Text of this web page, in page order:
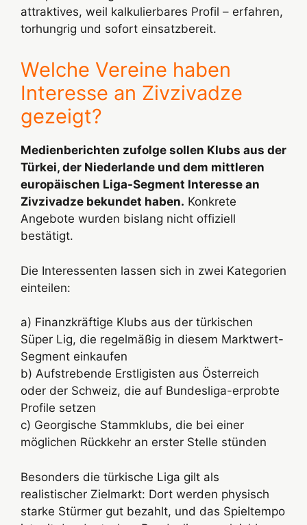
attraktives, weil kalkulierbares Profil – erfahren,
torhungrig und sofort einsatzbereit.
Welche Vereine haben
Interesse an Zivzivadze
gezeigt?
Medienberichten zufolge sollen Klubs aus der
Türkei, der Niederlande und dem mittleren
europäischen Liga-Segment Interesse an
Zivzivadze bekundet haben. Konkrete
Angebote wurden bislang nicht offiziell
bestätigt.
Die Interessenten lassen sich in zwei Kategorien
einteilen:
a) Finanzkräftige Klubs aus der türkischen
Süper Lig, die regelmäßig in diesem Marktwert-
Segment einkaufen
b) Aufstrebende Erstligisten aus Österreich
oder der Schweiz, die auf Bundesliga-erprobte
Profile setzen
c) Georgische Stammklubs, die bei einer
möglichen Rückkehr an erster Stelle stünden
Besonders die türkische Liga gilt als
realistischer Zielmarkt: Dort werden physisch
starke Stürmer gut bezahlt, und das Spieltempo